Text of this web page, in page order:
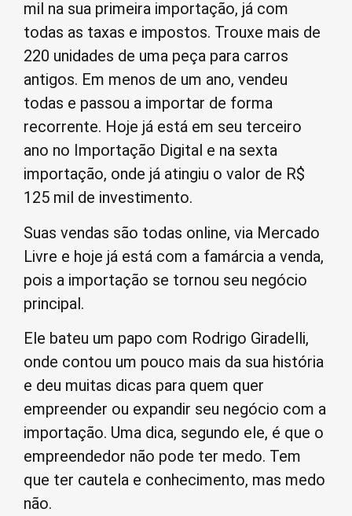
mil na sua primeira importação, já com
todas as taxas e impostos. Trouxe mais de
220 unidades de uma peça para carros
antigos. Em menos de um ano, vendeu
todas e passou a importar de forma
recorrente. Hoje já está em seu terceiro
ano no Importação Digital e na sexta
importação, onde já atingiu o valor de R$
125 mil de investimento.
Suas vendas são todas online, via Mercado
Livre e hoje já está com a famárcia a venda,
pois a importação se tornou seu negócio
principal.
Ele bateu um papo com Rodrigo Giradelli,
onde contou um pouco mais da sua história
e deu muitas dicas para quem quer
empreender ou expandir seu negócio com a
importação. Uma dica, segundo ele, é que o
empreendedor não pode ter medo. Tem
que ter cautela e conhecimento, mas medo
não.